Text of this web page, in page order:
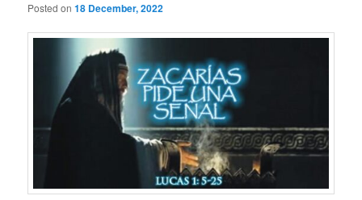
Posted on18 December, 2022